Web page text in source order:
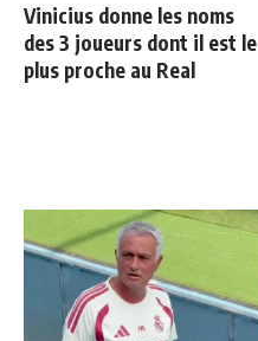
Vinicius donne les noms
des 3 joueurs dont il est le
plus proche au Real